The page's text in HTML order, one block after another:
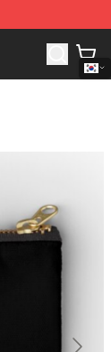
Sword Of